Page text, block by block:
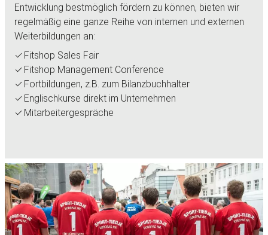
Entwicklung bestmöglich fördern zu können, bieten wir
regelmäßig eine ganze Reihe von internen und externen
Weiterbildungen an:
Fitshop Sales Fair
Fitshop Management Conference
Fortbildungen, z.B. zum Bilanzbuchhalter
Englischkurse direkt im Unternehmen
Mitarbeitergespräche